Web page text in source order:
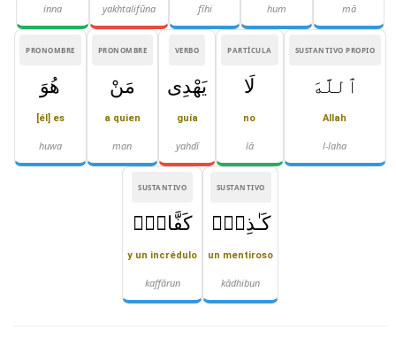
mā
hum
fīhi
yakhtalifūna
inna
SUSTANTIVO PROPIO
ٱللَّهَ
Allah
l-laha
PARTÍCULA
لَا
no
lā
VERBO
يَهْدِى
guía
yahdī
PRONOMBRE
مَنْ
a quien
man
PRONOMBRE
هُوَ
[él] es
huwa
SUSTANTIVO
كَـٰذِبٌۭ
un mentiroso
kādhibun
SUSTANTIVO
كَفَّارٌۭ
y un incrédulo
kaffārun